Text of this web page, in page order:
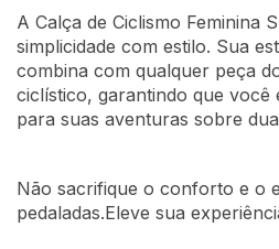
A Calça de Ciclismo Feminina
simplicidade com estilo. Sua
combina com qualquer peça
ciclístico, garantindo que você
para suas aventuras sobre
Não sacrifique o conforto e o
pedaladas.Eleve sua